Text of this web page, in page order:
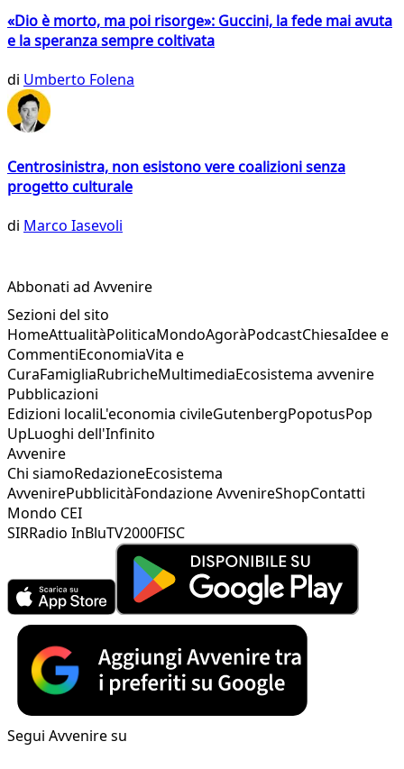
«Dio è morto, ma poi risorge»: Guccini, la fede mai avuta
e la speranza sempre coltivata
di Umberto Folena
Centrosinistra, non esistono vere coalizioni senza
progetto culturale
di Marco Iasevoli
Abbonati ad Avvenire
Sezioni del sito
HomeAttualitàPoliticaMondoAgoràPodcastChiesaIdee e
CommentiEconomiaVita e
CuraFamigliaRubricheMultimediaEcosistema avvenire
Pubblicazioni
Edizioni localiL'economia civileGutenbergPopotusPop
UpLuoghi dell'Infinito
Avvenire
Chi siamoRedazioneEcosistema
AvvenirePubblicitàFondazione AvvenireShopContatti
Mondo CEI
SIRRadio InBluTV2000FISC
Segui Avvenire su